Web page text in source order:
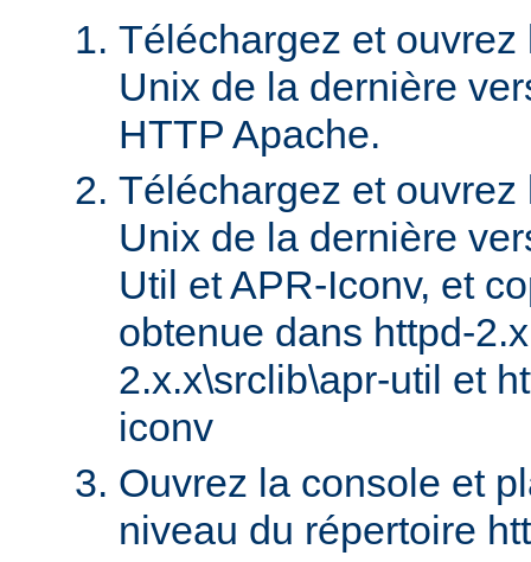
Téléchargez et
Unix de la dernière
HTTP Apache.
Téléchargez et
Unix de la dernière
Util et APR-Iconv, et
obtenue dans httpd-
2.x.x\srclib\apr-util et
iconv
Ouvrez la console et
niveau du répertoire